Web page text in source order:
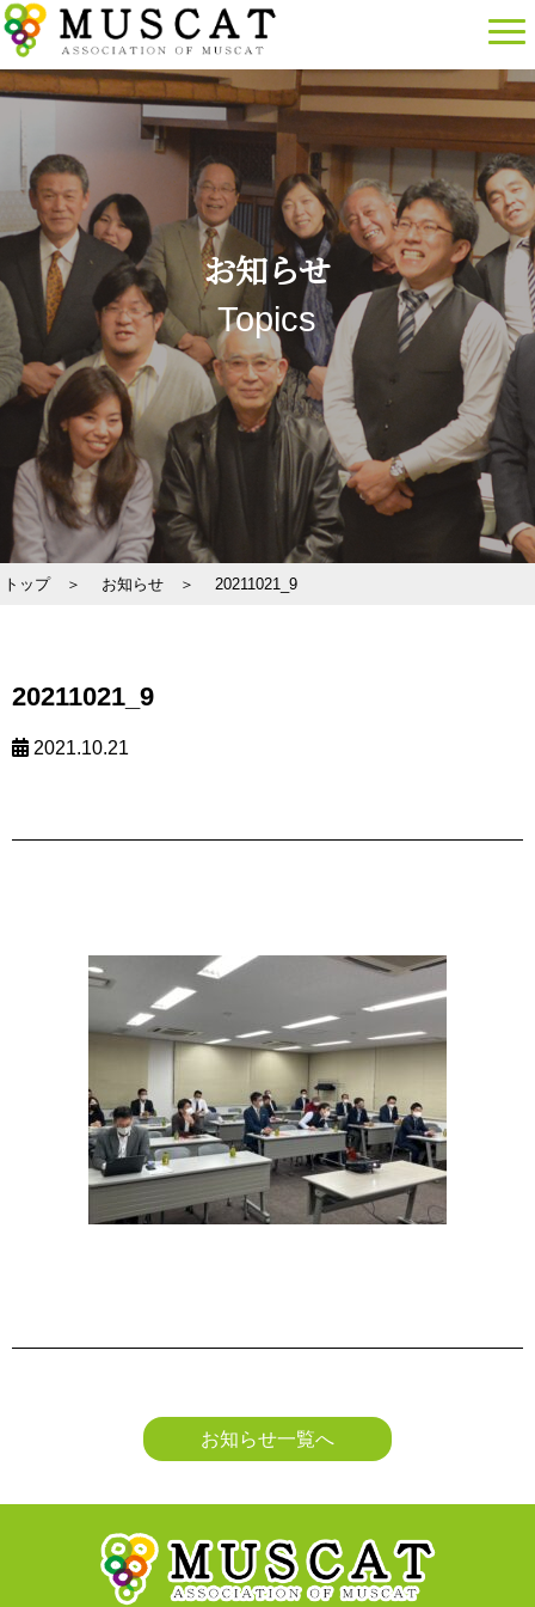
お知らせ
Topics
トップ ＞ お知らせ ＞ 20211021_9
20211021_9
2021.10.21
お知らせ一覧へ